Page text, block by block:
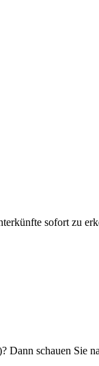
sofort zu
schauen Sie